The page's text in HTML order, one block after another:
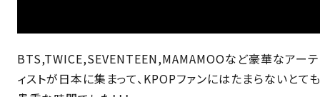
BTS,TWICE,SEVENTEEN,MAMAMOOなど豪華なアーテ
ィストが日本に集まって、KPOPファンにはたまらないとても